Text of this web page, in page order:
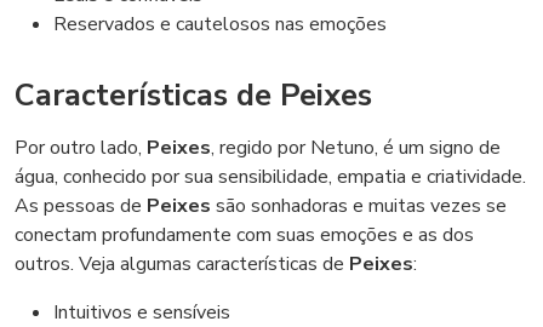
Reservados e cautelosos nas emoções
Características de Peixes
Por outro lado, Peixes, regido por Netuno, é um signo de
água, conhecido por sua sensibilidade, empatia e criatividade.
As pessoas de Peixes são sonhadoras e muitas vezes se
conectam profundamente com suas emoções e as dos
outros. Veja algumas características de Peixes:
Intuitivos e sensíveis